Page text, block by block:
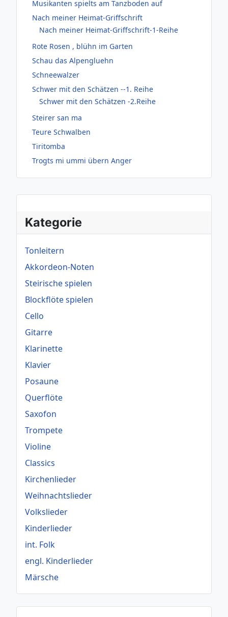
Kategorie
Tonleitern
Akkordeon-Noten
Steirische spielen
Blockflöte spielen
Cello
Gitarre
Klarinette
Klavier
Posaune
Querflöte
Saxofon
Trompete
Violine
Classics
Kirchenlieder
Weihnachtslieder
Volkslieder
Kinderlieder
int. Folk
engl. Kinderlieder
Märsche
Musikanten spielts am Tanzboden auf
Nach meiner Heimat-Griffschrift
Nach meiner Heimat-Griffschrift-1-Reihe
Rote Rosen , blühn im Garten
Schau das Alpengluehn
Schneewalzer
Schwer mit den Schätzen --1. Reihe
Schwer mit den Schätzen -2.Reihe
Steirer san ma
Teure Schwalben
Tiritomba
Trogts mi ummi übern Anger